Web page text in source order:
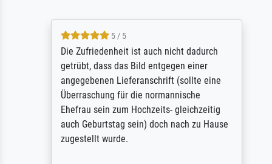
5 / 5
Die Zufriedenheit ist auch nicht dadurch
getrübt, dass das Bild entgegen einer
angegebenen Lieferanschrift (sollte eine
Überraschung für die normannische
Ehefrau sein zum Hochzeits- gleichzeitig
auch Geburtstag sein) doch nach zu Hause
zugestellt wurde.